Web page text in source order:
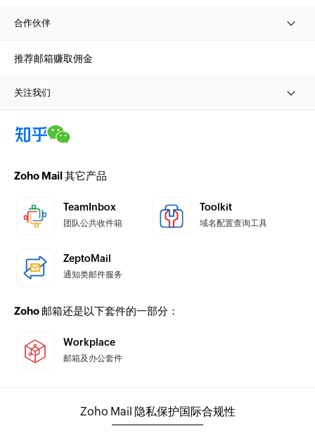
合作伙伴
推荐邮箱赚取佣金
关注我们
Zoho Mail 其它产品
TeamInbox
团队公共收件箱
Toolkit
域名配置查询工具
ZeptoMail
通知类邮件服务
Zoho 邮箱还是以下套件的一部分：
Workplace
邮箱及办公套件
Zoho Mail 隐私保护国际合规性